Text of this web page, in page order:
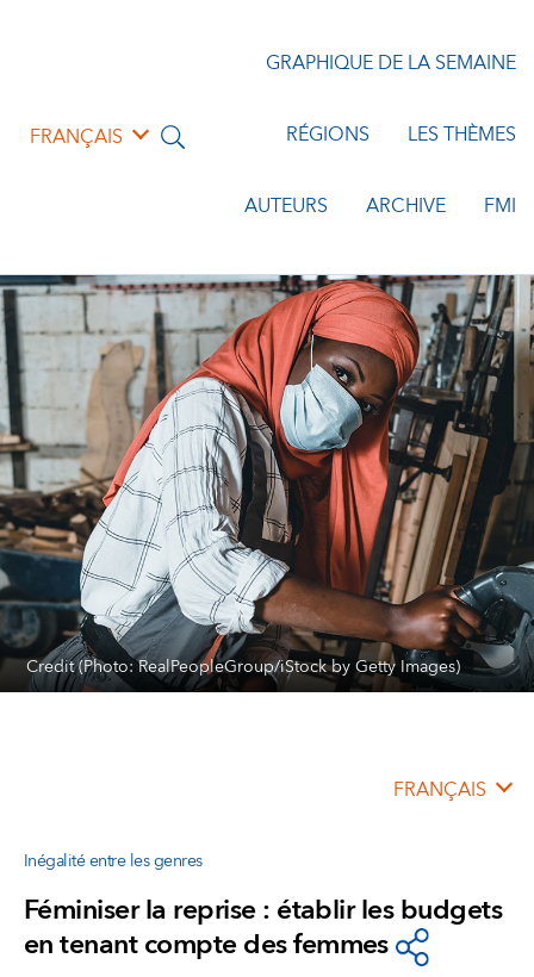
FRANÇAIS
GRAPHIQUE DE LA SEMAINE
RÉGIONS LES THÈMES
AUTEURS ARCHIVE FMI
Credit (Photo: RealPeopleGroup/iStock by Getty Images)
FRANÇAIS
Inégalité entre les genres
Féminiser la reprise : établir les budgets
en tenant compte des femmes